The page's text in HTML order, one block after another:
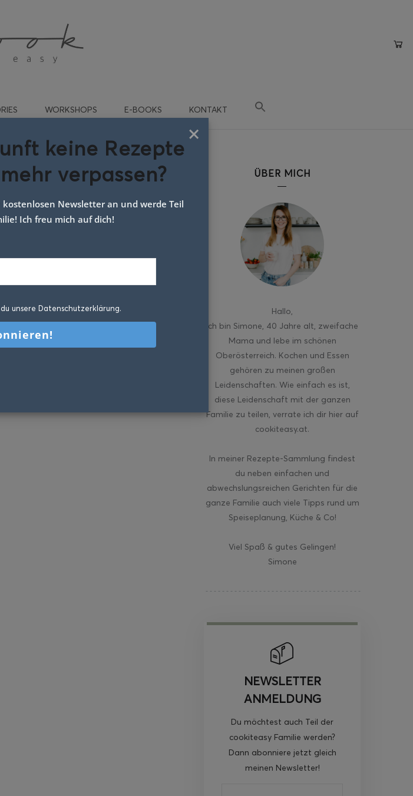
WORKSHOPS E-BOOKS KONTAKT
einfach ÜBER MICH
Hallo
ich bin Simone, 40 Jahre alt, zweifache
Mama und lebe im schönen
Oberösterreich. Kochen und Essen
gehören zu meinen großen
Leidenschaften. Wie einfach es ist,
diese Leidenschaft mit der ganzen
Familie zu teilen, verrate ich dir hier auf
cookiteasy.at.
In meiner Rezepte-Sammlung findest
du neben einfachen und
abwechslungsreichen Gerichten für die
ganze Familie auch viele Tipps rund um
Speiseplanung, Küche & Co!
Viel Spaß & gutes Gelingen!
Simone
NEWSLETTER
ANMELDUNG
Du möchtest auch Teil der
cookiteasy Familie werden?
Dann abonniere jetzt gleich
meinen Newsletter!
×
keine Rezepte
verpassen?
Newsletter an und werde Teil
Ich freu mich auf dich!
unsere Datenschutzerklärung.